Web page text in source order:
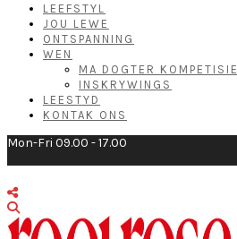
LEEFSTYL
JOU LEWE
ONTSPANNING
WEN
MA DOGTER KOMPETISIE
INSKRYWINGS
LEESTYD
KONTAK ONS
Mon-Fri 09.00 - 17.00